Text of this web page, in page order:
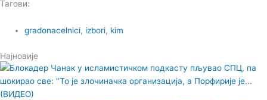
Тагови:
gradonacelnici, izbori, kim
Најновије